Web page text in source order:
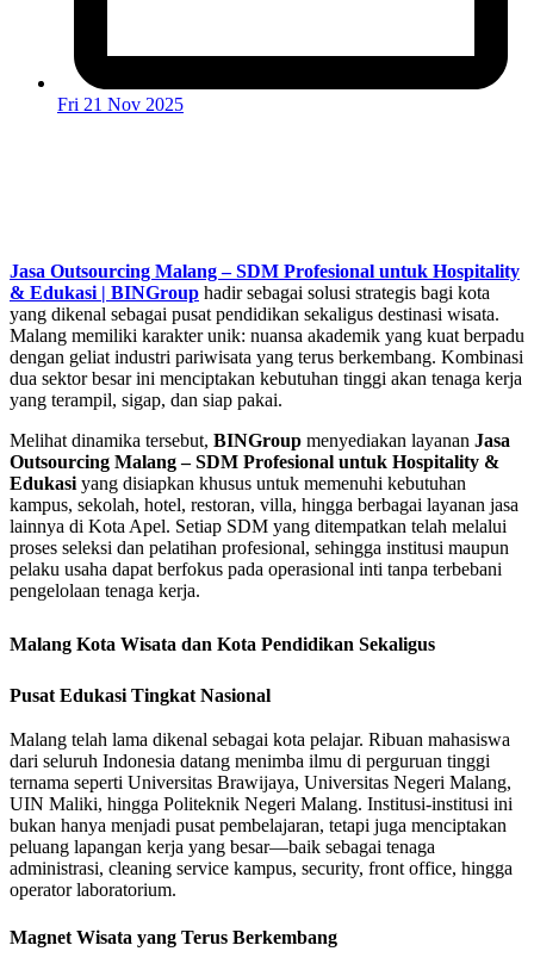
Fri 21 Nov 2025
Jasa Outsourcing Malang – SDM Profesional untuk Hospitality
& Edukasi | BINGroup hadir sebagai solusi strategis bagi kota
yang dikenal sebagai pusat pendidikan sekaligus destinasi wisata.
Malang memiliki karakter unik: nuansa akademik yang kuat berpadu
dengan geliat industri pariwisata yang terus berkembang. Kombinasi
dua sektor besar ini menciptakan kebutuhan tinggi akan tenaga kerja
yang terampil, sigap, dan siap pakai.
Melihat dinamika tersebut, BINGroup menyediakan layanan Jasa
Outsourcing Malang – SDM Profesional untuk Hospitality &
Edukasi yang disiapkan khusus untuk memenuhi kebutuhan
kampus, sekolah, hotel, restoran, villa, hingga berbagai layanan jasa
lainnya di Kota Apel. Setiap SDM yang ditempatkan telah melalui
proses seleksi dan pelatihan profesional, sehingga institusi maupun
pelaku usaha dapat berfokus pada operasional inti tanpa terbebani
pengelolaan tenaga kerja.
Malang Kota Wisata dan Kota Pendidikan Sekaligus
Pusat Edukasi Tingkat Nasional
Malang telah lama dikenal sebagai kota pelajar. Ribuan mahasiswa
dari seluruh Indonesia datang menimba ilmu di perguruan tinggi
ternama seperti Universitas Brawijaya, Universitas Negeri Malang,
UIN Maliki, hingga Politeknik Negeri Malang. Institusi-institusi ini
bukan hanya menjadi pusat pembelajaran, tetapi juga menciptakan
peluang lapangan kerja yang besar—baik sebagai tenaga
administrasi, cleaning service kampus, security, front office, hingga
operator laboratorium.
Magnet Wisata yang Terus Berkembang